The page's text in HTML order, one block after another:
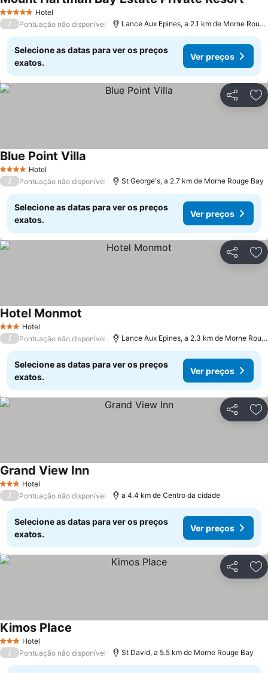
5 Estrelas Hotel
/ Pontuação não disponível Lance Aux Epines, a 2.1 km de Morne Rouge Bay
Selecione as datas para ver os preços
exatos.
Ver preços
Partilhar
4 EstrelasHotel
Blue Point Villa
/ Pontuação não disponível St George's, a 2.7 km de Morne Rouge Bay
Selecione as datas para ver os preços
exatos.
Ver preços
Partilhar
3 EstrelasHotel
Hotel Monmot
/ Pontuação não disponível Lance Aux Epines, a 2.3 km de Morne Rouge Bay
Selecione as datas para ver os preços
exatos.
Ver preços
Partilhar
3 EstrelasHotel
Grand View Inn
/ Pontuação não disponível a 4.4 km de Centro da cidade
Selecione as datas para ver os preços
exatos.
Ver preços
Partilhar
3 EstrelasHotel
Kimos Place
/ Pontuação não disponível St David, a 5.5 km de Morne Rouge Bay